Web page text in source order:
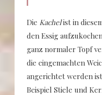
Die Kachelist in
den Essig
ganz normaler Topf
die eingemachten
angerichtet werden
Beispiel Stiele und